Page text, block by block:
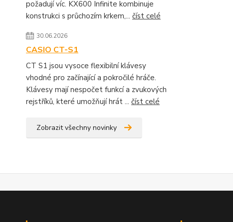
požadují víc. KX600 Infinite kombinuje
konstrukci s průchozím krkem,... číst celé
30.06.2026
CASIO CT-S1
CT S1 jsou vysoce flexibilní klávesy
vhodné pro začínající a pokročilé hráče.
Klávesy mají nespočet funkcí a zvukových
rejstříků, které umožňují hrát ... číst celé
Zobrazit všechny novinky